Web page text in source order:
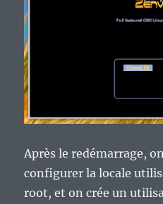
Après le redémarrage,
configurer la locale
root, et on crée un